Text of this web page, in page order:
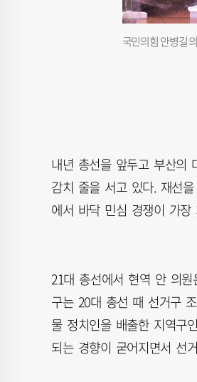
국민의힘 안병길
내년 총선을 앞두고 부산의
감치 줄을 서고 있다. 재선
에서 바닥 민심 경쟁이 가
21대 총선에서 현역 안 의
구는 20대 총선 때 선거구
물 정치인을 배출한 지역구
되는 경향이 굳어지면서 선